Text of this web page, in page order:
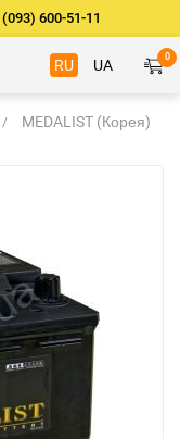
(093) 600-51-11
RU UA 0
MEDALIST (Корея)